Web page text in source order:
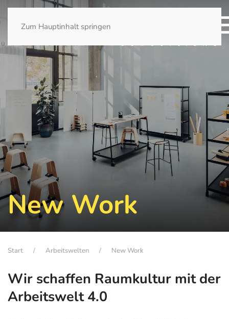
Zum Hauptinhalt springen
New Work
Start Arbeitswelten New Work
Wir schaffen Raumkultur mit der
Arbeitswelt 4.0